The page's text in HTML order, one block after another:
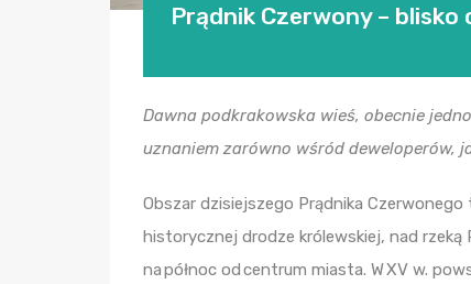
Prądnik Czerwony – blisko
Dawna podkrakowska wieś, obecnie
uznaniem zarówno wśród deweloperów,
Obszar dzisiejszego Prądnika
historycznej drodze królewskiej, nad rzeką
na północ od centrum miasta. W XV w.